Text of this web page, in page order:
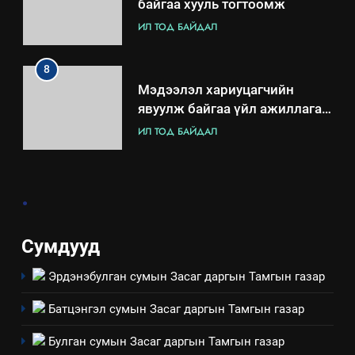
байгаа хууль тогтоомж
ИЛ ТОД БАЙДАЛ
8
Мэдээлэл хариуцагчийн
явуулж байгаа үйл ажиллагаа,
үйлдвэрлэл, үйлчилгээ,
ИЛ ТОД БАЙДАЛ
2
ШИЙДНЭ” ӨДРИЙГ ЗОХИОН
БАЙГУУЛНА
ЗАР ТАЗ-ЫН САЛБАР ЗӨВЛӨЛ
.
Сумдууд
Эрдэнэбулган сумын Засаг даргын Тамгын газар
Батцэнгэл сумын Засаг даргын Тамгын газар
Булган сумын Засаг даргын Тамгын газар